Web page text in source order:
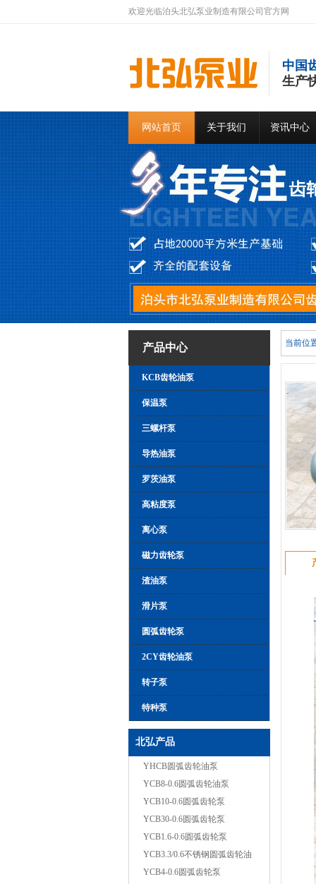
欢迎光临泊头北弘泵业制造有限公司官方网
中国
生产
网站首页 关于我们 资讯中心
产品中心
KCB齿轮油泵
保温泵
三螺杆泵
导热油泵
罗茨油泵
高粘度泵
离心泵
磁力齿轮泵
渣油泵
滑片泵
圆弧齿轮泵
2CY齿轮油泵
转子泵
特种泵
北弘产品
YHCB圆弧齿轮油泵
YCB8-0.6圆弧齿轮油泵
YCB10-0.6圆弧齿轮泵
YCB30-0.6圆弧齿轮泵
YCB1.6-0.6圆弧齿轮泵
YCB3.3/0.6不锈钢圆弧齿轮油
YCB4-0.6圆弧齿轮泵
当前位